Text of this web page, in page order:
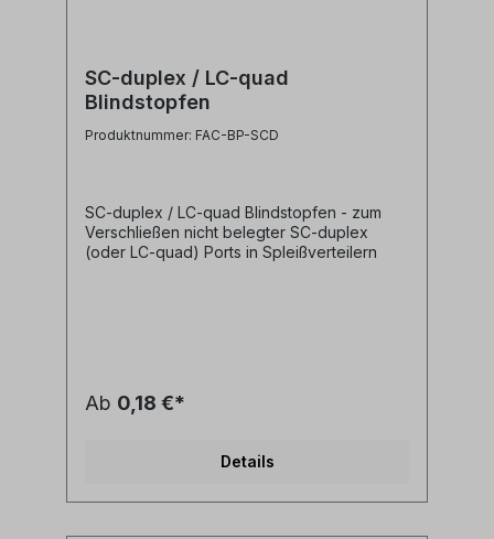
SC-duplex / LC-quad
Blindstopfen
Produktnummer: FAC-BP-SCD
SC-duplex / LC-quad Blindstopfen - zum
Verschließen nicht belegter SC-duplex
(oder LC-quad) Ports in Spleißverteilern
Ab 0,18 €*
Details